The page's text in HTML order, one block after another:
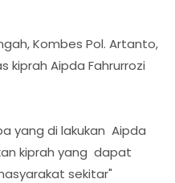
Kombes Pol. Artanto,
kiprah Aipda Fahrurrozi
yang di lakukan Aipda
kiprah yang dapat
sekitar"